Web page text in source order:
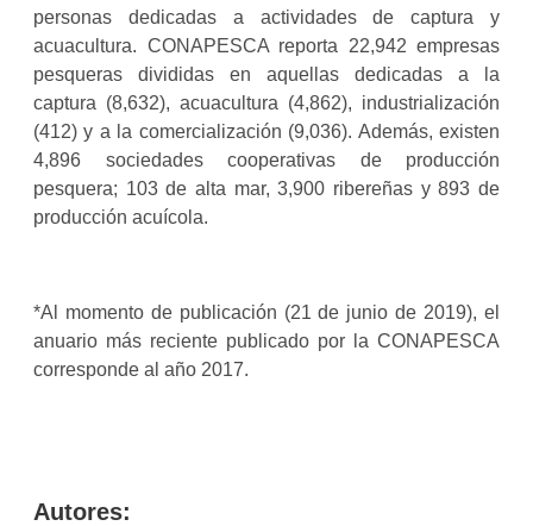
personas dedicadas a actividades de captura y
acuacultura. CONAPESCA reporta 22,942 empresas
pesqueras divididas en aquellas dedicadas a la
captura (8,632), acuacultura (4,862), industrialización
(412) y a la comercialización (9,036). Además, existen
4,896 sociedades cooperativas de producción
pesquera; 103 de alta mar, 3,900 ribereñas y 893 de
producción acuícola.
*Al momento de publicación (21 de junio de 2019), el
anuario más reciente publicado por la CONAPESCA
corresponde al año 2017.
Autores: